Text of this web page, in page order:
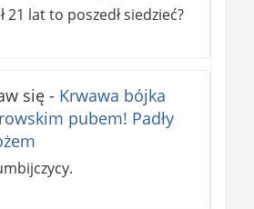
21 lat to poszedł siedzieć?
się- Krwawa bójka
pubem! Padły